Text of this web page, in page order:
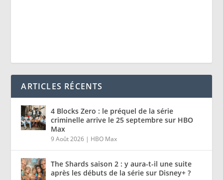
ARTICLES RÉCENTS
4 Blocks Zero : le préquel de la série
criminelle arrive le 25 septembre sur HBO
Max
9 Août 2026 | HBO Max
The Shards saison 2 : y aura-t-il une suite
après les débuts de la série sur Disney+ ?